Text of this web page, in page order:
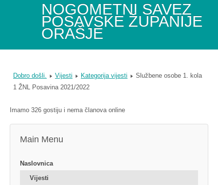
NOGOMETNI SAVEZ
POSAVSKE ŽUPANIJE
ORAŠJE
Dobro došli. Vijesti Kategorija vijesti
Službene osobe 1. kola
1 ŽNL Posavina 2021/2022
Imamo 326 gostiju i nema članova online
Main Menu
Naslovnica
Vijesti